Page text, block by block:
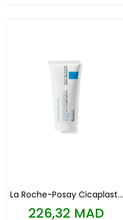
La Roche-Posay Cicaplast...
Prix
226,32 MAD